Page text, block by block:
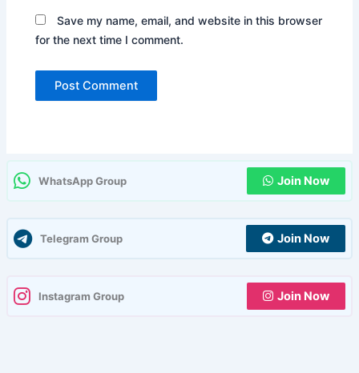
Save my name, email, and website in this browser
for the next time I comment.
WhatsApp Group Join Now
Telegram Group Join Now
Instagram Group Join Now